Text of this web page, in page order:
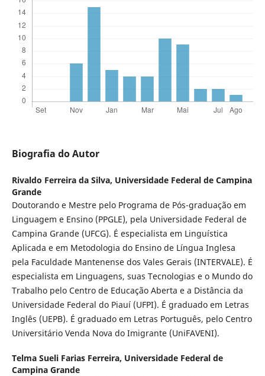
Biografia do Autor
Rivaldo Ferreira da Silva, Universidade Federal de Campina
Grande
Doutorando e Mestre pelo Programa de Pós-graduação em
Linguagem e Ensino (PPGLE), pela Universidade Federal de
Campina Grande (UFCG). É especialista em Linguística
Aplicada e em Metodologia do Ensino de Língua Inglesa
pela Faculdade Mantenense dos Vales Gerais (INTERVALE). É
especialista em Linguagens, suas Tecnologias e o Mundo do
Trabalho pelo Centro de Educação Aberta e a Distância da
Universidade Federal do Piauí (UFPI). É graduado em Letras
Inglês (UEPB). É graduado em Letras Português, pelo Centro
Universitário Venda Nova do Imigrante (UniFAVENI).
Telma Sueli Farias Ferreira, Universidade Federal de
Campina Grande